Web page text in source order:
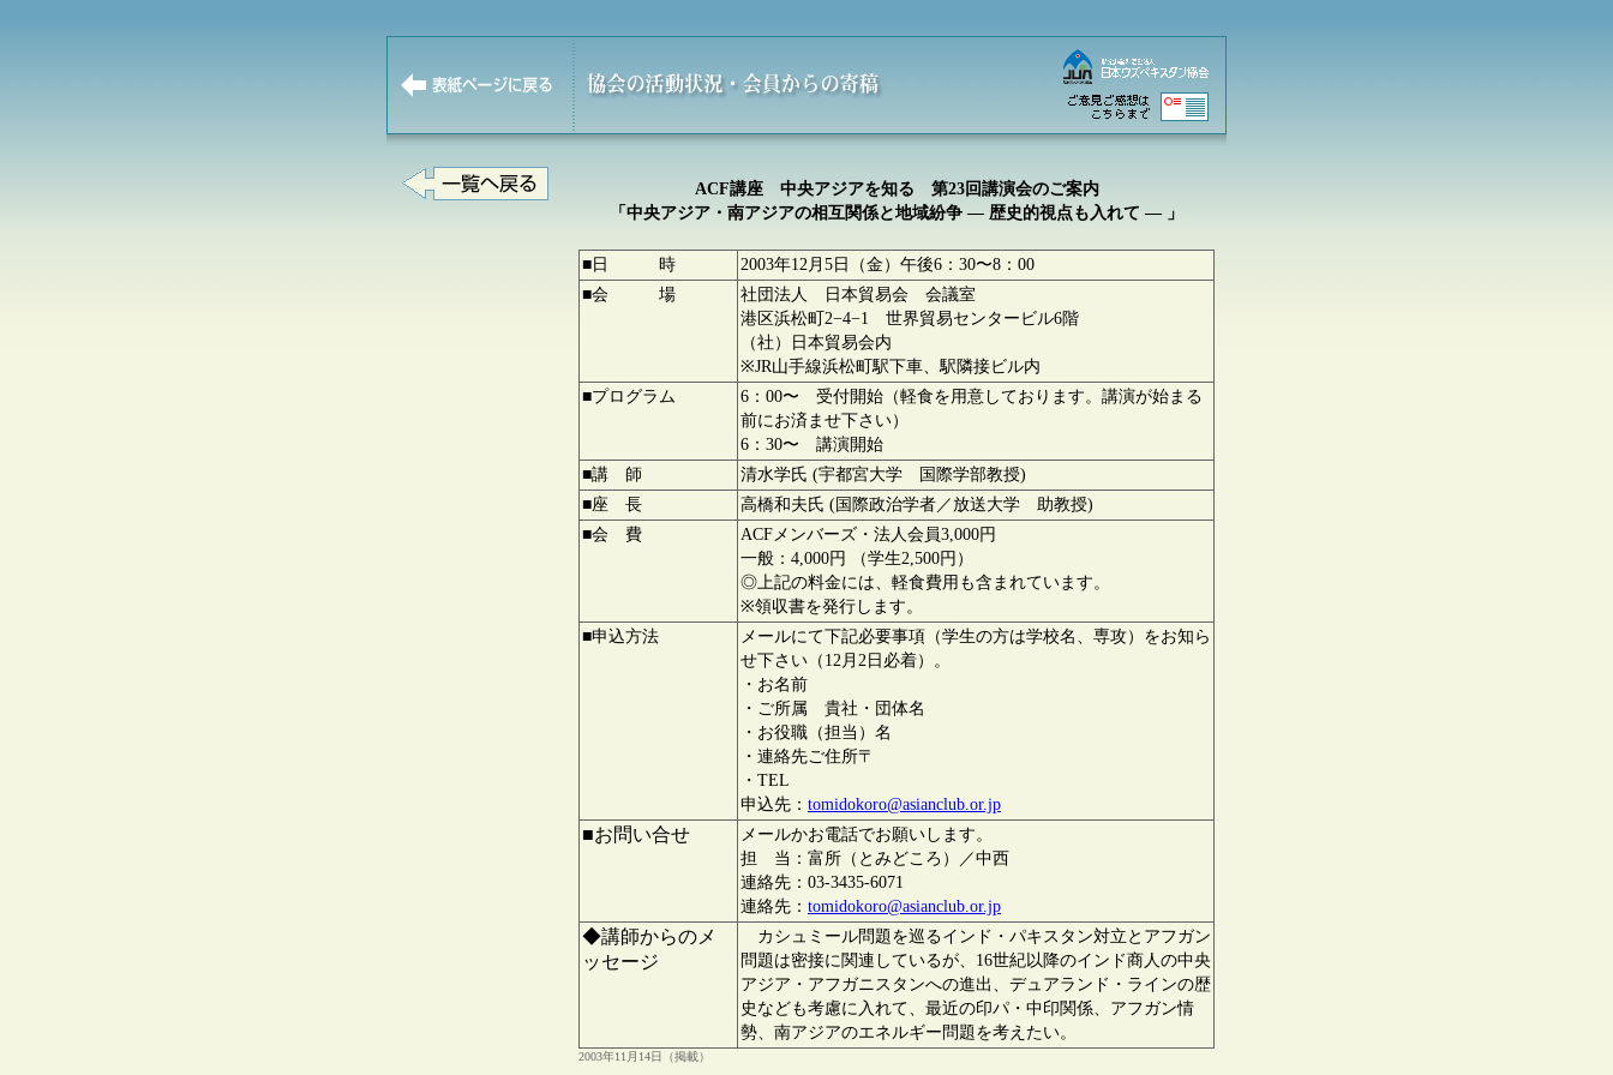
ACF講座 中央アジアを知る 第23回講演会のご案内
「中央アジア・南アジアの相互関係と地域紛争 — 歴史的視点も入れて — 」
■日 時
2003年12月5日（金）午後6：30〜8：00
■会 場
社団法人 日本貿易会 会議室
港区浜松町2−4−1 世界貿易センタービル6階
（社）日本貿易会内
※JR山手線浜松町駅下車、駅隣接ビル内
■プログラム
6：00〜 受付開始（軽食を用意しております。講演が始まる
前にお済ませ下さい）
6：30〜 講演開始
■講 師
清水学氏 (宇都宮大学 国際学部教授)
■座 長
高橋和夫氏 (国際政治学者／放送大学 助教授)
■会 費
ACFメンバーズ・法人会員3,000円
一般：4,000円 （学生2,500円）
◎上記の料金には、軽食費用も含まれています。
※領収書を発行します。
■申込方法
メールにて下記必要事項（学生の方は学校名、専攻）をお知ら
せ下さい（12月2日必着）。
・お名前
・ご所属 貴社・団体名
・お役職（担当）名
・連絡先ご住所〒
・TEL
申込先： tomidokoro@asianclub.or.jp
■お問い合せ
メールかお電話でお願いします。
担 当：富所（とみどころ）／中西
連絡先：03-3435-6071
連絡先： tomidokoro@asianclub.or.jp
◆講師からのメ
ッセージ
カシュミール問題を巡るインド・パキスタン対立とアフガン
問題は密接に関連しているが、16世紀以降のインド商人の中央
アジア・アフガニスタンへの進出、デュアランド・ラインの歴
史なども考慮に入れて、最近の印パ・中印関係、アフガン情
勢、南アジアのエネルギー問題を考えたい。
2003年11月14日（掲載）